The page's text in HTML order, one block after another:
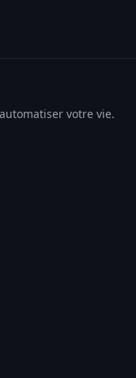
votre vie.